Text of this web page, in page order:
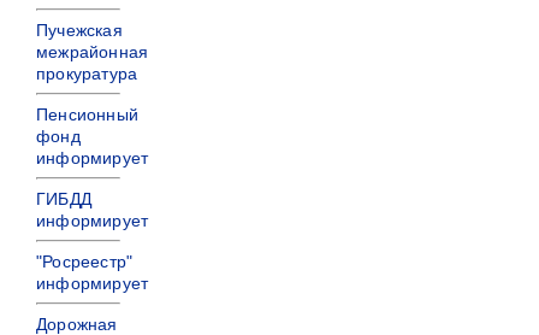
Пучежская
межрайонная
прокуратура
Пенсионный
фонд
информирует
ГИБДД
информирует
"Росреестр"
информирует
Дорожная